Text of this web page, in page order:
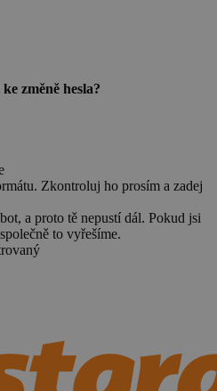
změně hesla?
Zkontroluj ho prosím a zadej
a proto tě nepustí dál. Pokud jsi
to vyřešíme.